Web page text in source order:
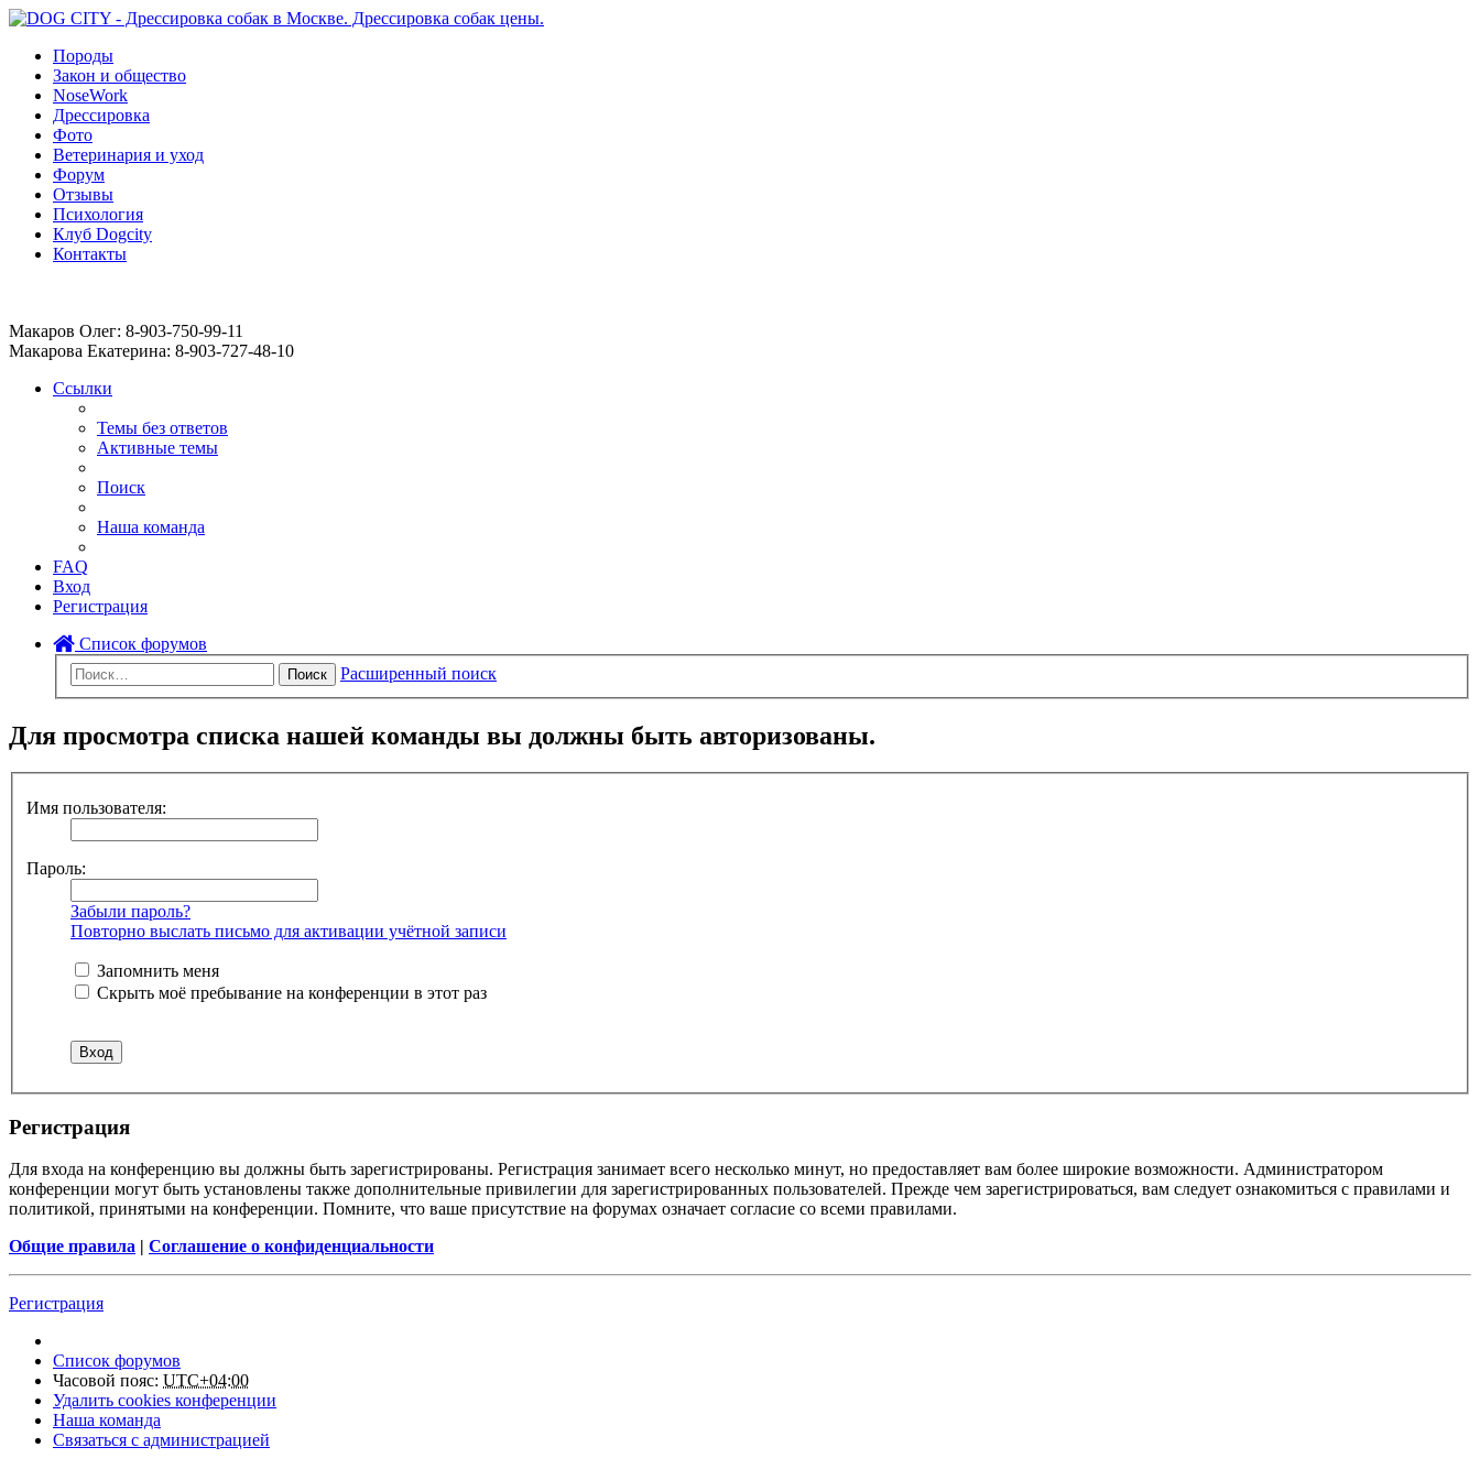
Породы
Закон и общество
NoseWork
Дрессировка
Фото
Ветеринария и уход
Форум
Отзывы
Психология
Клуб Dogcity
Контакты
Макаров Олег: 8-903-750-99-11
Макарова Екатерина: 8-903-727-48-10
Ссылки
Темы без ответов
Активные темы
Поиск
Наша команда
FAQ
Вход
Регистрация
Список форумов
Поиск Расширенный поиск
Для просмотра списка нашей команды вы должны быть авторизованы.
Имя пользователя:
Пароль:
Забыли пароль?
Повторно выслать письмо для активации учётной записи
Запомнить меня
Скрыть моё пребывание на конференции в этот раз
Регистрация
Для входа на конференцию вы должны быть зарегистрированы. Регистрация занимает всего несколько минут, но предоставляет вам более широкие возможности. Администратором
конференции могут быть установлены также дополнительные привилегии для зарегистрированных пользователей. Прежде чем зарегистрироваться, вам следует ознакомиться с правилами и
политикой, принятыми на конференции. Помните, что ваше присутствие на форумах означает согласие со всеми правилами.
Общие правила | Соглашение о конфиденциальности
Регистрация
Список форумов
Часовой пояс: UTC+04:00
Удалить cookies конференции
Наша команда
Связаться с администрацией